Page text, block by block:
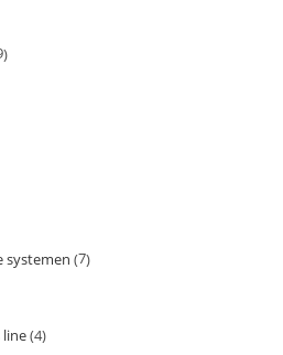
systemen 7
line 4